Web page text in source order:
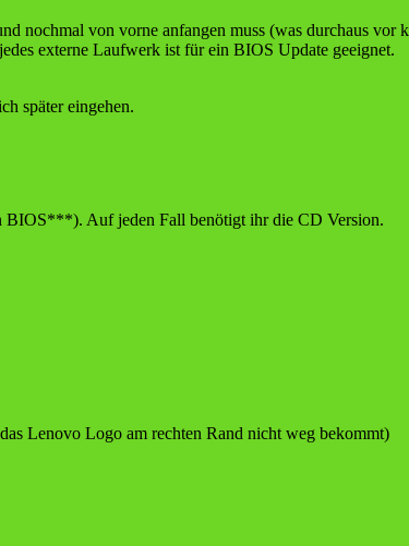
nochmal von vorne anfangen muss (was durchaus vor
externe Laufwerk ist für ein BIOS Update geeignet.
später eingehen.
BIOS***). Auf jeden Fall benötigt ihr die CD Version.
Lenovo Logo am rechten Rand nicht weg bekommt)